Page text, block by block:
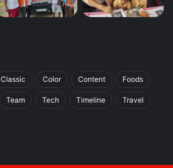
Classic Color Content Foods
Team Tech Timeline Travel